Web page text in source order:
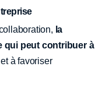
la
qui peut contribuer à
à favoriser